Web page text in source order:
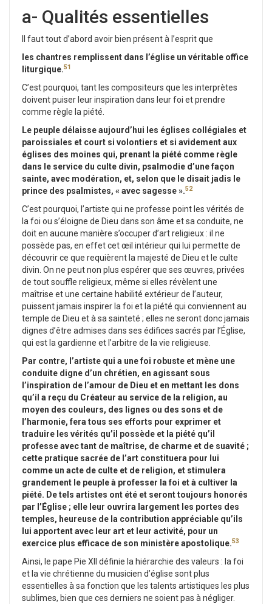
a- Qualités essentielles
Il faut tout d’abord avoir bien présent à l’esprit que
les chantres remplissent dans l’église un véritable office
liturgique.51
C’est pourquoi, tant les compositeurs que les interprètes
doivent puiser leur inspiration dans leur foi et prendre
comme règle la piété.
Le peuple délaisse aujourd’hui les églises collégiales et
paroissiales et court si volontiers et si avidement aux
églises des moines qui, prenant la piété comme règle
dans le service du culte divin, psalmodie d’une façon
sainte, avec modération, et, selon que le disait jadis le
prince des psalmistes, « avec sagesse ».52
C’est pourquoi, l’artiste qui ne professe point les vérités de
la foi ou s’éloigne de Dieu dans son âme et sa conduite, ne
doit en aucune manière s’occuper d’art religieux : il ne
possède pas, en effet cet œil intérieur qui lui permette de
découvrir ce que requièrent la majesté de Dieu et le culte
divin. On ne peut non plus espérer que ses œuvres, privées
de tout souffle religieux, même si elles révèlent une
maîtrise et une certaine habilité extérieur de l’auteur,
puissent jamais inspirer la foi et la piété qui conviennent au
temple de Dieu et à sa sainteté ; elles ne seront donc jamais
dignes d’être admises dans ses édifices sacrés par l’Église,
qui est la gardienne et l’arbitre de la vie religieuse.
Par contre, l’artiste qui a une foi robuste et mène une
conduite digne d’un chrétien, en agissant sous
l’inspiration de l’amour de Dieu et en mettant les dons
qu’il a reçu du Créateur au service de la religion, au
moyen des couleurs, des lignes ou des sons et de
l’harmonie, fera tous ses efforts pour exprimer et
traduire les vérités qu’il possède et la piété qu’il
professe avec tant de maîtrise, de charme et de suavité ;
cette pratique sacrée de l’art constituera pour lui
comme un acte de culte et de religion, et stimulera
grandement le peuple à professer la foi et à cultiver la
piété. De tels artistes ont été et seront toujours honorés
par l’Église ; elle leur ouvrira largement les portes des
temples, heureuse de la contribution appréciable qu’ils
lui apportent avec leur art et leur activité, pour un
exercice plus efficace de son ministère apostolique.53
Ainsi, le pape Pie XII définie la hiérarchie des valeurs : la foi
et la vie chrétienne du musicien d’église sont plus
essentielles à sa fonction que les talents artistiques les plus
sublimes, bien que ces derniers ne soient pas à négliger.